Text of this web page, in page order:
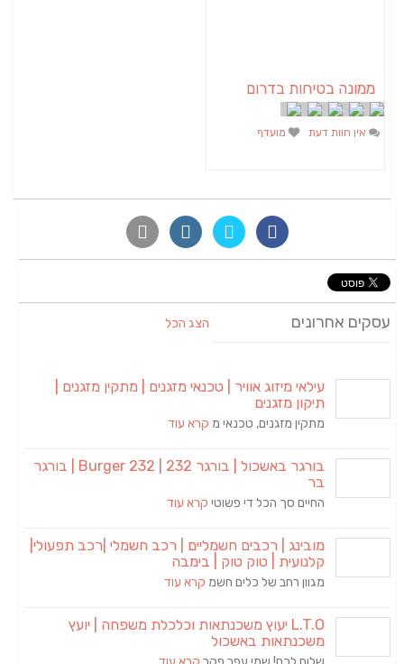
ממונה בטיחות בדרום
אין חוות דעת מועדף
עסקים אחרונים הצג הכל
עילאי מיזוג אוויר | טכנאי מזגנים | מתקין מזגנים |
תיקון מזגנים
מתקין מזגנים, טכנאי מ קרא עוד
בורגר באשכול | בורגר 232 | Burger 232 | בורגר
בר
החיים סך הכל די פשוטי קרא עוד
מובינג | רכבים חשמליים | רכב חשמלי |רכב תפעולי|
קלנועית | טוק טוק | בימבה
מגוון רחב של כלים חשמ קרא עוד
L.T.O יעוץ משכנתאות וכלכלת משפחה | יועץ
משכנתאות באשכול